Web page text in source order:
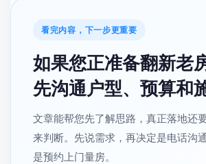
看完内容，下一步更重要
如果您正准备翻新老
先沟通户型、预算和
文章能帮您先了解思路，真正落地还
来判断。先说需求，再决定是电话沟
是预约上门量房。